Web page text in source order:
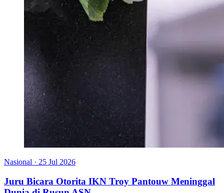
Nasional · 25 Jul 2026
Juru Bicara Otorita IKN Troy Pantouw Meninggal